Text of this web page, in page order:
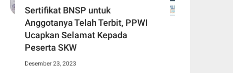
Sertifikat BNSP untuk
Anggotanya Telah Terbit, PPWI
Ucapkan Selamat Kepada
Peserta SKW
Desember 23, 2023